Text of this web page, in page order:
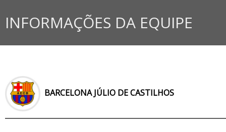
INFORMAÇÕES DA EQUIPE
BARCELONA JÚLIO DE CASTILHOS